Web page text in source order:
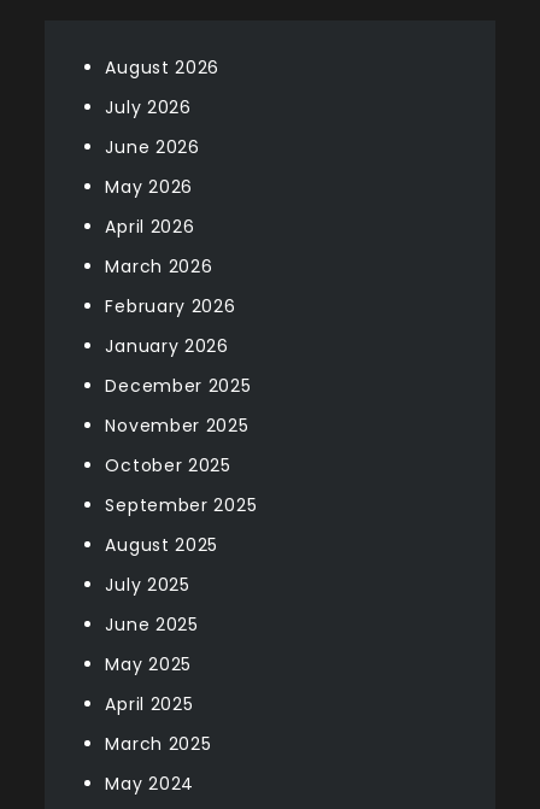
August 2026
July 2026
June 2026
May 2026
April 2026
March 2026
February 2026
January 2026
December 2025
November 2025
October 2025
September 2025
August 2025
July 2025
June 2025
May 2025
April 2025
March 2025
May 2024